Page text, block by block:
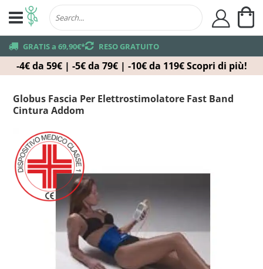
-4€ da 59€ | -5€ da 79€ | -10€ da 119€ Scopri di più!
truck GRATIS a 69,90€*returns RESO GRATUITO
user
Globus Fascia Per Elettrostimolatore Fast Band
Cintura Addom